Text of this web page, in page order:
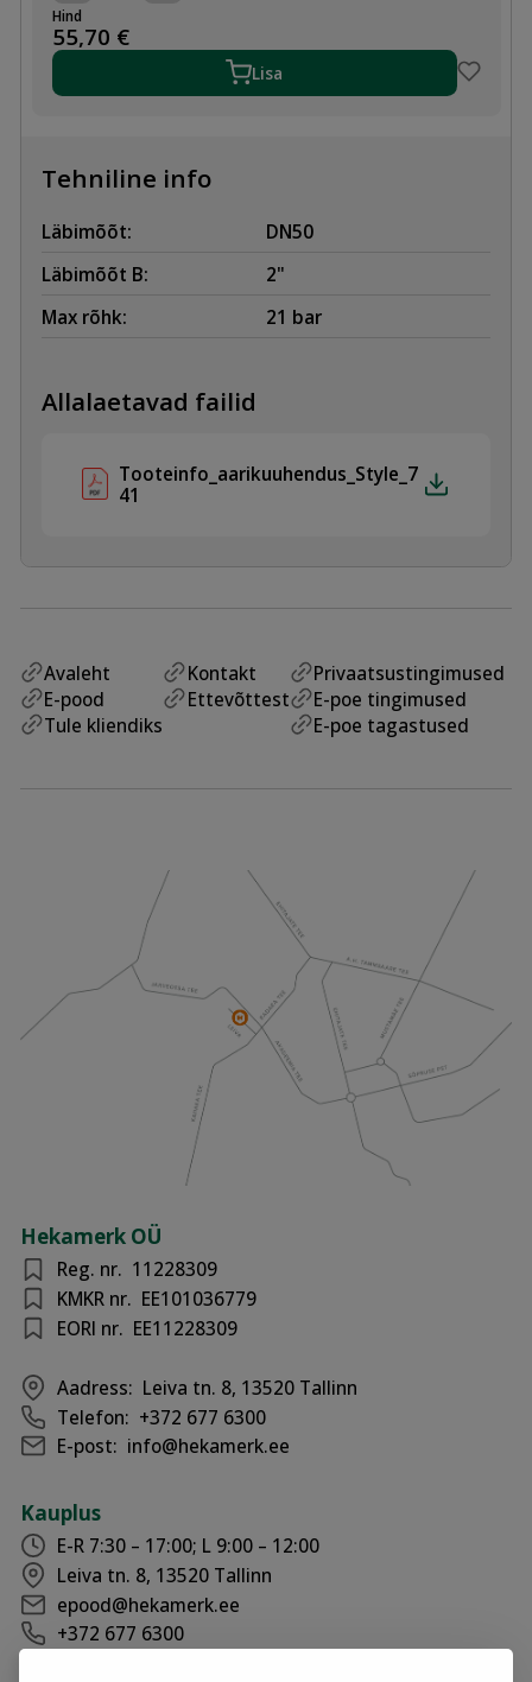
Style
741
PN16
/
kogus
Hind
55,70 €
Lisa
Tehniline info
Läbimõõt:
DN50
Läbimõõt B:
2"
Max rõhk:
21 bar
Allalaetavad failid
Tooteinfo_aarikuuhendus_Style_7
41
Avaleht
E-pood
Tule kliendiks
Kontakt
Ettevõttest
Privaatsustingimused
E-poe tingimused
E-poe tagastused
Hekamerk OÜ
Reg. nr. 11228309
KMKR nr. EE101036779
EORI nr. EE11228309
Aadress: Leiva tn. 8, 13520 Tallinn
Telefon: +372 677 6300
E-post: info@hekamerk.ee
Kauplus
E-R 7:30 – 17:00; L 9:00 – 12:00
Leiva tn. 8, 13520 Tallinn
epood@hekamerk.ee
+372 677 6300